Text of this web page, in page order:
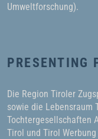
Umweltforschung).
PRESENTING
Die Region Tiroler
sowie die Lebensraum
Tochtergesellschaften
Tirol und Tirol